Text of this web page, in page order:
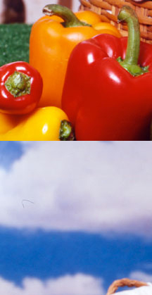
カジノ
Golden Riviera Casino/ゴール
ットカジノ｜Sun Vegas Casino/サン
Video Poker Classic/ビデオポーカーク
ベレストカジノ（Everest Casino） ｜
ジノトレジャー
｜
■携帯カジノスーパーガイド-携帯オン
■アフィリエイトガイド 携帯アフィ
｜オンラインカジノアフィリエイト
ド｜
■リードメールスーパーガイド
ad4u
■ネット収入NAVI｜ ■治験モニター
■携帯で収入ｽｰﾊﾟｰｶﾞｲﾄﾞ-携帯で稼ぐ
｜
取引,FXﾄﾚｰﾄﾞ,投資信託
■イーバンク/eBANK銀行｜ジャパンネ
ジャパンネット銀行JNB情報｜
ミュージックガイド-おす
データサイト
PCサイトマップ ｜携
グ
｜げん玉+げんﾓﾊﾞの攻略・稼ぎ方・
●賞金付きランキング
質問掲示板｜